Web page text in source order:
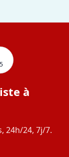
à
24h/24, 7j/7.